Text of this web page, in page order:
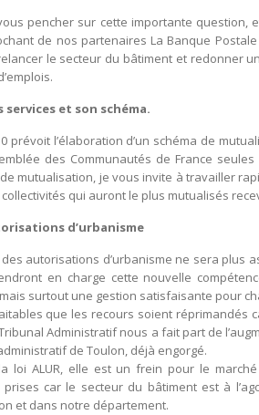
pencher sur cette importante question,
de nos partenaires La Banque
le secteur du bâtiment et redonner
et son schéma.
prévoit l’élaboration d’un schéma de
des Communautés de France
mutualisation, je vous invite à travailler
qui auront le plus mutualisés
d’urbanisme
des autorisations d’urbanisme ne sera
en charge cette nouvelle
surtout une gestion satisfaisante pour
que les recours soient réprimandés
Administratif nous a fait part de
de Toulon, déjà engorgé.
loi ALUR, elle est un frein pour le
prises car le secteur du bâtiment est à
et dans notre département.